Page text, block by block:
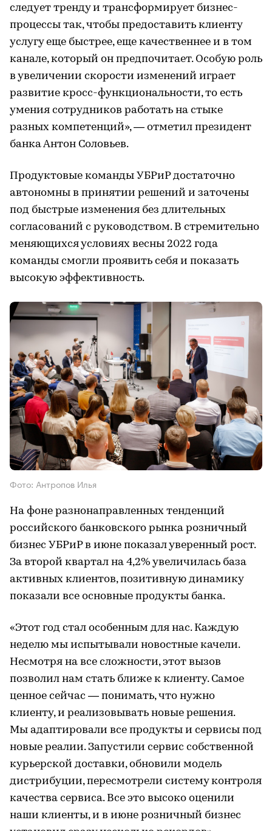
следует тренду и трансформирует бизнес-
процессы так, чтобы предоставить клиенту
услугу еще быстрее, еще качественнее и в том
канале, который он предпочитает. Особую роль
в увеличении скорости изменений играет
развитие кросс-функциональности, то есть
умения сотрудников работать на стыке
разных компетенций», — отметил президент
банка Антон Соловьев.
Продуктовые команды УБРиР достаточно
автономны в принятии решений и заточены
под быстрые изменения без длительных
согласований с руководством. В стремительно
меняющихся условиях весны 2022 года
команды смогли проявить себя и показать
высокую эффективность.
Фото: Антропов Илья
На фоне разнонаправленных тенденций
российского банковского рынка розничный
бизнес УБРиР в июне показал уверенный рост.
За второй квартал на 4,2% увеличилась база
активных клиентов, позитивную динамику
показали все основные продукты банка.
«Этот год стал особенным для нас. Каждую
неделю мы испытывали новостные качели.
Несмотря на все сложности, этот вызов
позволил нам стать ближе к клиенту. Самое
ценное сейчас — понимать, что нужно
клиенту, и реализовывать новые решения.
Мы адаптировали все продукты и сервисы под
новые реалии. Запустили сервис собственной
курьерской доставки, обновили модель
дистрибуции, пересмотрели систему контроля
качества сервиса. Все это высоко оценили
наши клиенты, и в июне розничный бизнес